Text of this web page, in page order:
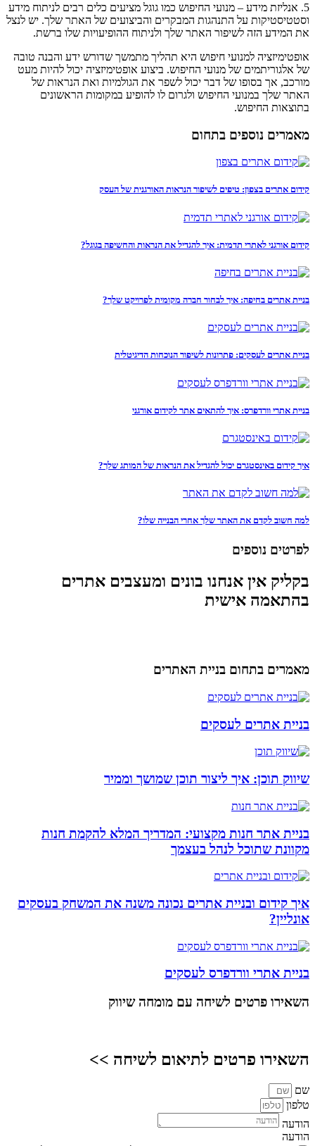
5. אנליזת מידע – מנועי החיפוש כמו גוגל מציעים כלים רבים לניתוח מידע
וסטטיסטיקות על התנהגות המבקרים והביצועים של האתר שלך. יש לנצל
את המידע הזה לשיפור האתר שלך ולניתוח ההופיעויות שלו ברשת.
אופטימיזציה למנועי חיפוש היא תהליך מתמשך שדורש ידע והבנה טובה
של אלגוריתמים של מנועי החיפוש. ביצוע אופטימיזציה יכול להיות מעט
מורכב, אך בסופו של דבר יכול לשפר את הגולמיות ואת הנראות של
האתר שלך במנועי החיפוש ולגרום לו להופיע במקומות הראשונים
בתוצאות החיפוש.
מאמרים נוספים בתחום
קידום אתרים בצפון: טיפים לשיפור הנראות האורגנית של העסק
קידום אורגני לאתרי תדמית: איך להגדיל את הנראות והחשיפה בגוגל?
בניית אתרים בחיפה: איך לבחור חברה מקומית לפרויקט שלך?
בניית אתרים לעסקים: פתרונות לשיפור הנוכחות הדיגיטלית
בניית אתרי וורדפרס: איך להתאים אתר לקידום אורגני
איך קידום באינסטגרם יכול להגדיל את הנראות של המותג שלך?
למה חשוב לקדם את האתר שלך אחרי הבנייה שלו?
לפרטים נוספים
בקליק אין אנחנו בונים ומעצבים אתרים
בהתאמה אישית
מאמרים בתחום בניית האתרים
בניית אתרים לעסקים
שיווק תוכן: איך ליצור תוכן שמושך וממיר
בניית אתר חנות מקצועי: המדריך המלא להקמת חנות
מקוונת שתוכל לנהל בעצמך
איך קידום ובניית אתרים נכונה משנה את המשחק בעסקים
אונליין?
בניית אתרי וורדפרס לעסקים
השאירו פרטים לשיחה עם מומחה שיווק
השאירו פרטים לתיאום לשיחה >>
שם
טלפון
הודעה
הודעה